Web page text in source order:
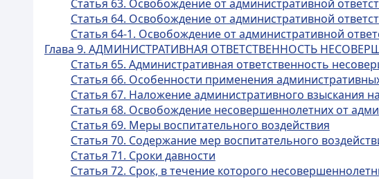
Статья 63. Освобождение от административной
Статья 64. Освобождение от административной
Статья 64-1. Освобождение от административной
Глава 9. АДМИНИСТРАТИВНАЯ ОТВЕТСТВЕННОСТЬ
Статья 65. Административная ответственность
Статья 66. Особенности применения
Статья 67. Наложение административного взыскания
Статья 68. Освобождение несовершеннолетних от
Статья 69. Меры воспитательного воздействия
Статья 70. Содержание мер воспитательного
Статья 71. Сроки давности
Статья 72. Срок, в течение которого